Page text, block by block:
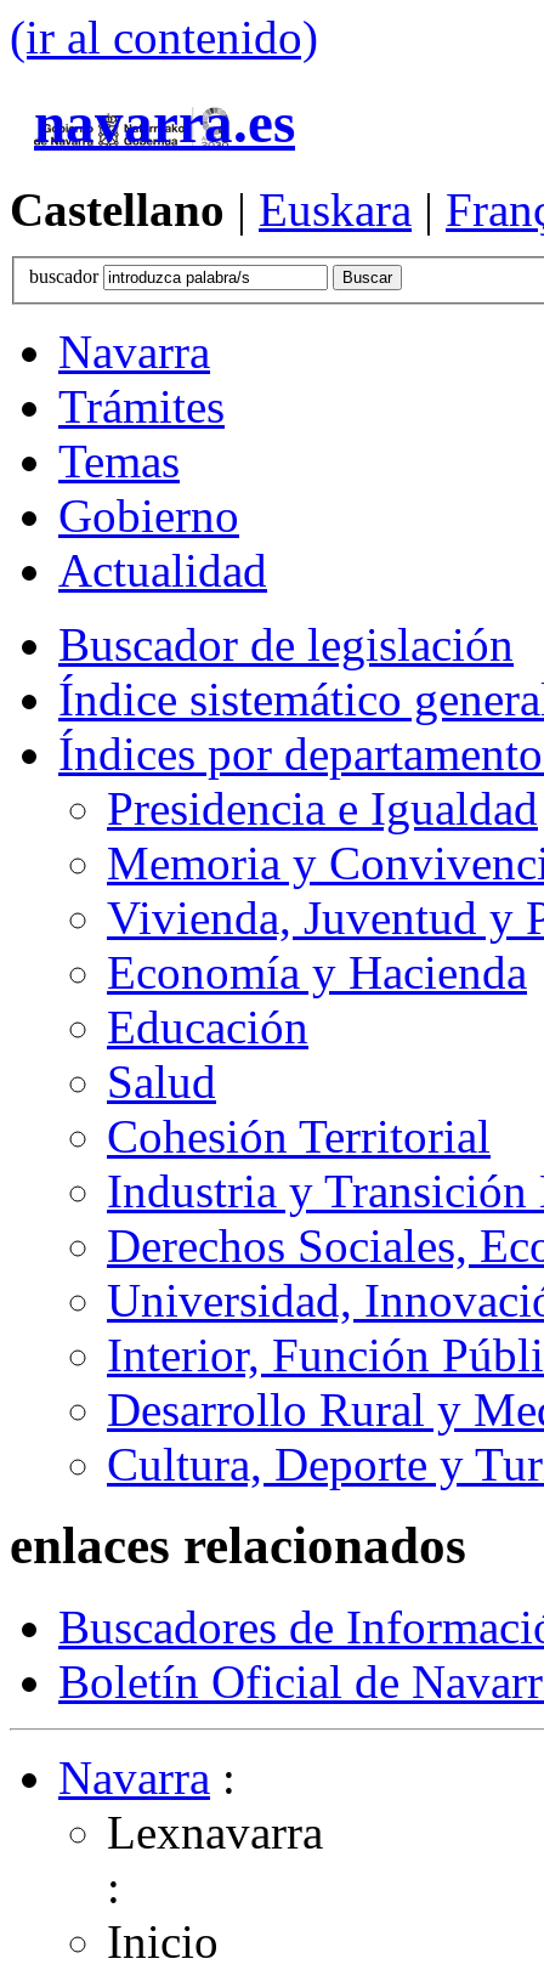
(ir al contenido)
navarra.es
Castellano | Euskara |
buscador
Navarra
Trámites
Temas
Gobierno
Actualidad
Buscador de legislación
Índice sistemático
Índices por
Presidencia e Igualdad
Memoria y
Vivienda, Juventud y
Economía y Hacienda
Educación
Salud
Cohesión Territorial
Industria y
Derechos Sociales,
Universidad,
Interior, Función
Desarrollo Rural y
Cultura, Deporte y
enlaces relacionados
Buscadores de
Boletín Oficial de
Navarra :
Lexnavarra
:
Inicio